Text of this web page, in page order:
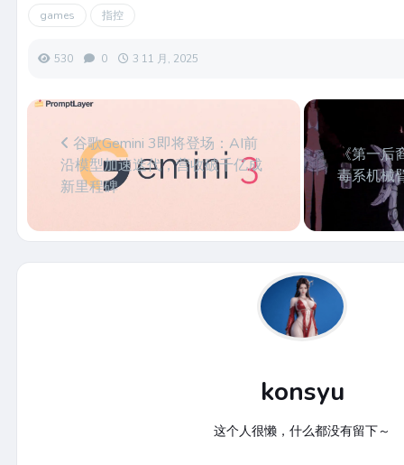
games 指控
530 0 3 11 月, 2025
谷歌Gemini 3即将登场：AI前
沿模型加速迭代，营收破千亿成
新里程碑
《第一后
毒系机械
konsyu
这个人很懒，什么都没有留下～